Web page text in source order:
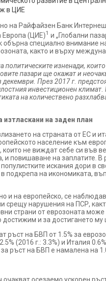
в ЦИЕ
на Райфайзен Банк
Европа (ЦИЕ)1 и „Глобални
специално внимание
както и върху
политическите изненади,
пазари ще окажат и
През 2017 г.
инвестиционен
на количествено
изтласкани на заден план
на страната от ЕС и
население към
които не виждат себе си във
и повишаване на заплатите.
искания дори в
подкрепа на икономиката,
и на европейско, се
срещу нарушения на ПСР,
страни от еврозоната
и за достигането
на БВП от 1.5% за
(2016 г.: 3.3%) и Италия
ръст на БВП е намалена на
осезаемо ускорен